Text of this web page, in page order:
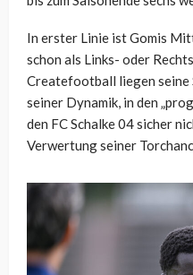
In erster Linie ist Gomis
schon als Links- oder
Createfootball liegen seine
seiner Dynamik, in den
den FC Schalke 04 sicher
Verwertung seiner